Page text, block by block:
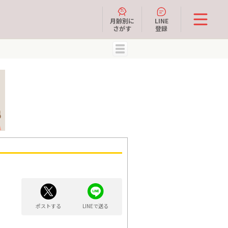
月齢別に
さがす
LINE
登録
ポストする LINEで送る